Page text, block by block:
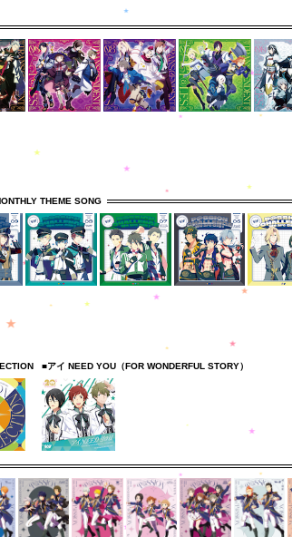
THEME SONG
■アイ NEED YOU（FOR WONDERFUL STORY）